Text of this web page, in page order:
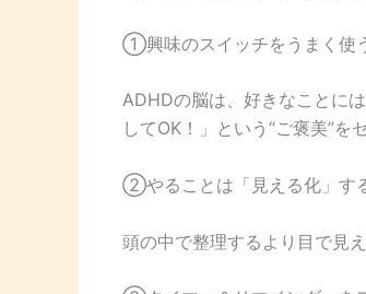
①興味のスイッチをうまく使
ADHDの脳は、好きなことに
してOK！」という“ご褒美”を
②やることは「見える化」す
頭の中で整理するより目で見